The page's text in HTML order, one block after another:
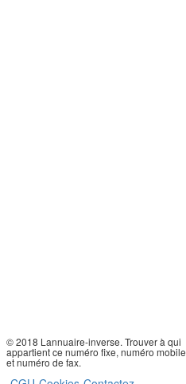
© 2018 Lannuaire-inverse. Trouver à qui
appartient ce numéro fixe, numéro mobile
et numéro de fax.